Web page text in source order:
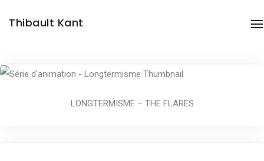
Thibault Kant
LONGTERMISME – THE FLARES